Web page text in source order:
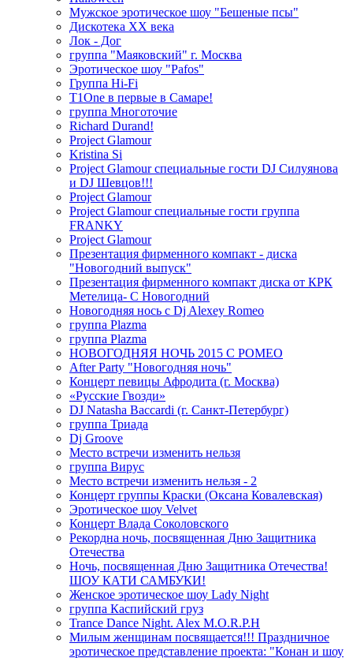
Мужское эротическое шоу "Бешеные псы"
Дискотека ХХ века
Лок - Дог
группа "Маяковский" г. Москва
Эротическое шоу "Pafos"
Группа Hi-Fi
T1One в первые в Самаре!
группа Многоточие
Richard Durand!
Project Glamour
Kristina Si
Project Glamour специальные гости DJ Силуянова
и DJ Шевцов!!!
Project Glamour
Project Glamour специальные гости группа
FRANKY
Project Glamour
Презентация фирменного компакт - диска
"Новогодний выпуск"
Презентация фирменного компакт диска от КРК
Метелица- С Новогодний
Новогодняя нось с Dj Alexey Romeo
группа Plazma
группа Plazma
НОВОГОДНЯЯ НОЧЬ 2015 C РОМЕО
After Party "Новогодняя ночь"
Концерт певицы Афродита (г. Москва)
«Русские Гвозди»
DJ Natasha Baccardi (г. Санкт-Петербург)
группа Триада
Dj Groove
Место встречи изменить нельзя
группа Вирус
Место встречи изменить нельзя - 2
Концерт группы Краски (Оксана Ковалевская)
Эротическое шоу Velvet
Концерт Влада Соколовского
Рекордна ночь, посвященная Дню Защитника
Отечества
Ночь, посвященная Дню Защитника Отечества!
ШОУ КАТИ САМБУКИ!
Женское эротическое шоу Lady Night
группа Каспийский груз
Trance Dance Night. Alex M.O.R.P.H
Милым женщинам посвящается!!! Праздничное
эротическое представление проекта: "Конан и шоу